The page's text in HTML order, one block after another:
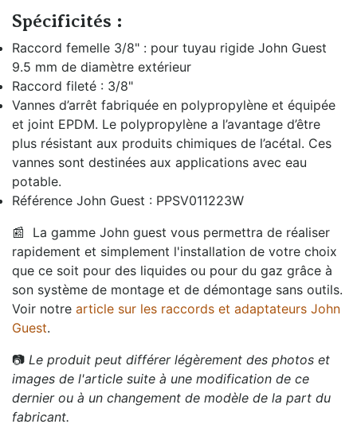
Spécificités :
Raccord femelle 3/8" : pour tuyau rigide John Guest
9.5 mm de diamètre extérieur
Raccord fileté : 3/8"
Vannes d’arrêt fabriquée en polypropylène et équipée
et joint EPDM. Le polypropylène a l’avantage d’être
plus résistant aux produits chimiques de l’acétal. Ces
vannes sont destinées aux applications avec eau
potable.
Référence John Guest : PPSV011223W
📰 La gamme John guest vous permettra de réaliser
rapidement et simplement l'installation de votre choix
que ce soit pour des liquides ou pour du gaz grâce à
son système de montage et de démontage sans outils.
Voir notre article sur les raccords et adaptateurs John
Guest.
📷 Le produit peut différer légèrement des photos et
images de l'article suite à une modification de ce
dernier ou à un changement de modèle de la part du
fabricant.